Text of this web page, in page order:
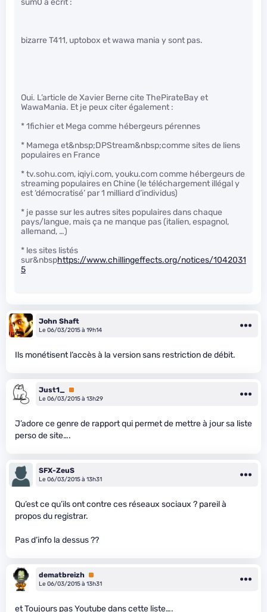
bizarre T411, uptobox et wawa mania y sont pas.
Oui. L’article de Xavier Berne cite ThePirateBay et
WawaMania. Et je peux citer également :
* 1fichier et Mega comme hébergeurs pérennes
* Mamega et&nbsp;DPStream&nbsp;comme sites de liens
populaires en France
* tv.sohu.com, iqiyi.com, youku.com comme hébergeurs de
streaming populaires en Chine (le téléchargement illégal y
est ‘démocratisé’ par 1 milliard d’individus)
* je passe sur les autres sites populaires dans chaque
pays/langue, mais ça ne manque pas (italien, espagnol,
allemand, …)
* les sites listés
sur&nbsphttps://www.chillingeffects.org/notices/1042031
5
John Shaft
Le 06/03/2015 à 19h14
Ils monétisent l’accès à la version sans restriction de débit.
Just1_ Premium
Le 06/03/2015 à 13h29
J’adore ce genre de rapport qui permet de mettre à jour sa liste
perso de site….
SFX-ZeuS
Le 06/03/2015 à 13h31
Qu’est ce qu’ils ont contre ces réseaux sociaux ? pareil à
propos du registrar.
Pas d’info la dessus ??
dematbreizh Premium
Le 06/03/2015 à 13h31
et Toujours pas Youtube dans cette liste….